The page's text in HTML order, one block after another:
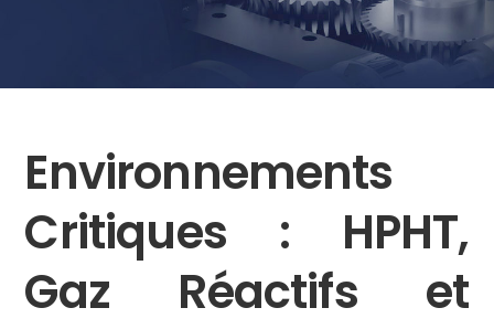
Environnements
Critiques : HPHT,
Gaz Réactifs et